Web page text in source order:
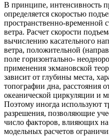
В принципе, интенсивность
определяется скоростью
пространственно-временной
ветра. Расчет скорости
вычислению касательного
ветра, положительной
поле горизонтально-
применения экмановской
зависит от глубины места,
топографии дна, расстояния
океанической циркуляции и
Поэтому иногда используют
разрешения, позволяющие
число факторов, влияющих
модельных расчетов